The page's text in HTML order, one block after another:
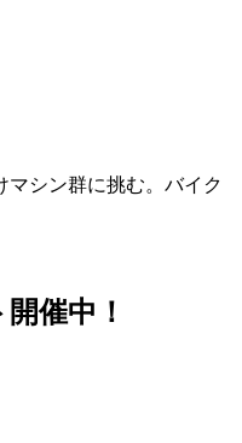
マシン群に挑む。バイク
催中！